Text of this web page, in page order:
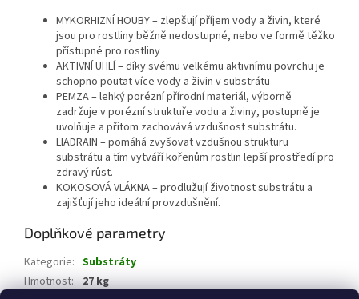
MYKORHIZNÍ HOUBY – zlepšují příjem vody a živin, které
jsou pro rostliny běžně nedostupné, nebo ve formě těžko
přístupné pro rostliny
AKTIVNÍ UHLÍ – díky svému velkému aktivnímu povrchu je
schopno poutat více vody a živin v substrátu
PEMZA – lehký porézní přírodní materiál, výborně
zadržuje v porézní struktuře vodu a živiny, postupně je
uvolňuje a přitom zachovává vzdušnost substrátu.
LIADRAIN – pomáhá zvyšovat vzdušnou strukturu
substrátu a tím vytváří kořenům rostlin lepší prostředí pro
zdravý růst.
KOKOSOVÁ VLÁKNA – prodlužují životnost substrátu a
zajišťují jeho ideální provzdušnění.
Doplňkové parametry
Kategorie: Substráty
Hmotnost: 27 kg